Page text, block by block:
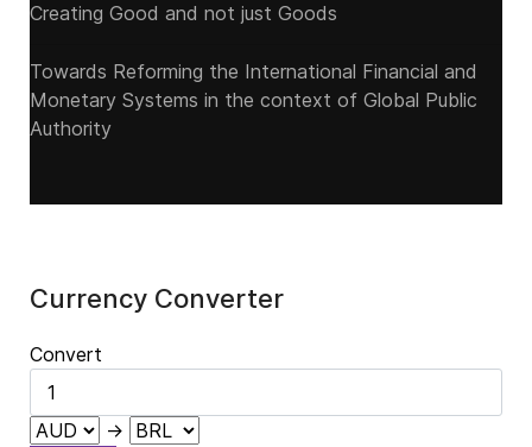
Creating Good and not just Goods
Towards Reforming the International Financial and
Monetary Systems in the context of Global Public
Authority
Currency Converter
Convert
→